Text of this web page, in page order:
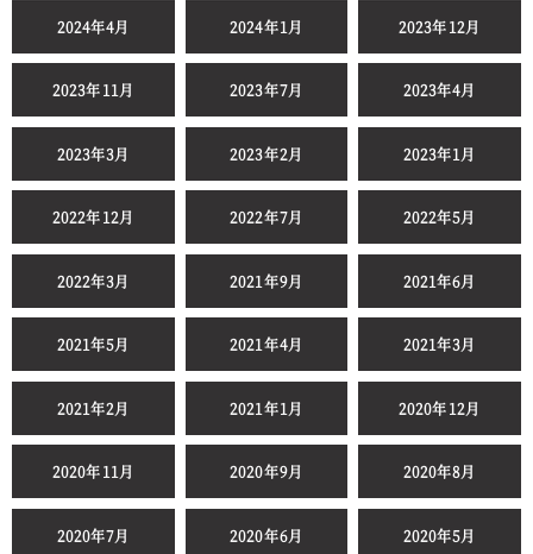
2024年4月 2024年1月 2023年12月
2023年11月 2023年7月 2023年4月
2023年3月 2023年2月 2023年1月
2022年12月 2022年7月 2022年5月
2022年3月 2021年9月 2021年6月
2021年5月 2021年4月 2021年3月
2021年2月 2021年1月 2020年12月
2020年11月 2020年9月 2020年8月
2020年7月 2020年6月 2020年5月